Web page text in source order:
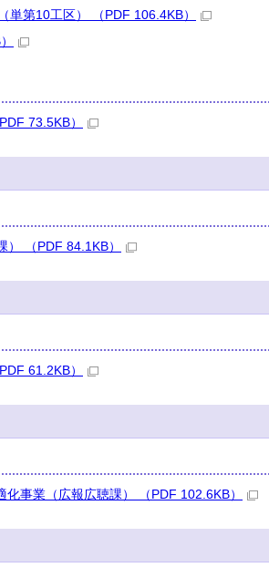
第10工区） （PDF 106.4KB）
73.5KB）
（PDF 84.1KB）
61.2KB）
事業（広報広聴課） （PDF 102.6KB）